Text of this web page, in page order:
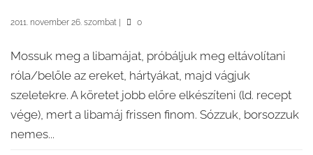
2011. november 26. szombat 0
Mossuk meg a libamájat, próbáljuk meg eltávolítani
róla/belőle az ereket, hártyákat, majd vágjuk
szeletekre. A köretet jobb előre elkészíteni (ld. recept
vége), mert a libamáj frissen finom. Sózzuk, borsozzuk
nemes...